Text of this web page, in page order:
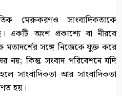
মেরুকরণও সাংবাদিকতাকে
একটি অংশ প্রকাশ্যে বা নীরবে
সঙ্গে নিজেকে যুক্ত করে
নয়; কিন্তু সংবাদ পরিবেশনে যদি
সাংবাদিকতা আর সাংবাদিকতা
হয়।